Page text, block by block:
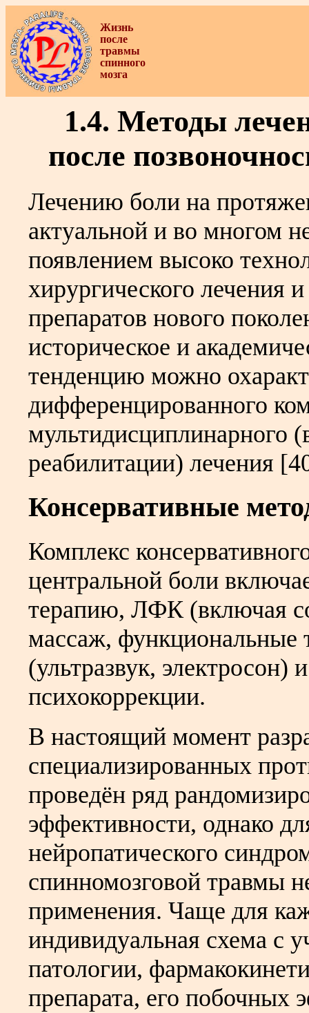
Жизнь
после
травмы
спинного
мозга
1.4. Методы
после
Лечению боли на
актуальной и во многом
появлением высоко
хирургического лечения
препаратов нового
историческое и
тенденцию можно
дифференцированного
мультидисциплинарного
реабилитации) лечения
Консервативные
Комплекс
центральной боли
терапию, ЛФК (включая
массаж, функциональные
(ультразвук, электросон)
психокоррекции.
В настоящий момент
специализированных
проведён ряд
эффективности, однако
нейропатического
спинномозговой травмы
применения. Чаще для
индивидуальная схема с
патологии,
препарата, его побочных